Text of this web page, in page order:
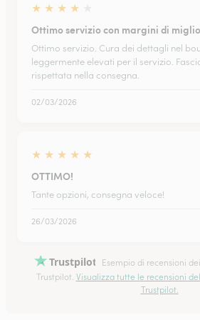
★ ★ ★ ★
Ottimo servizio con margini di
Ottimo servizio. Cura dei dettagli nel
leggermente elevati per il servizio.
rispettata nella consegna.
02/03/2026
★ ★ ★ ★ ★
OTTIMO!
Tante opzioni, consegna veloce!
26/03/2026
Trustpilot
Esempio di recensioni
Trustpilot. Visualizza tutte le recensioni
Trustpilot.